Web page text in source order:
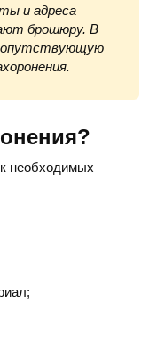
и адреса
брошюру. В
необходимых